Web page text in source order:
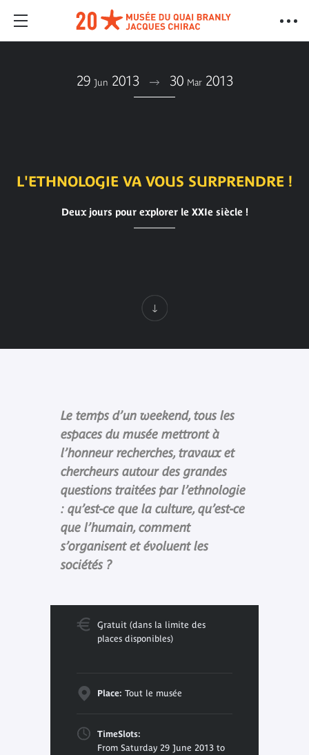
29 Jun 2013 30 Mar 2013
L'ETHNOLOGIE VA VOUS SURPRENDRE !
Deux jours pour explorer le XXIe siècle !
Le temps d’un weekend, tous les
espaces du musée mettront à
l’honneur recherches, travaux et
chercheurs autour des grandes
questions traitées par l’ethnologie
: qu’est-ce que la culture, qu’est-ce
que l’humain, comment
s’organisent et évoluent les
sociétés ?
Gratuit (dans la limite des
places disponibles)
Place: Tout le musée
TimeSlots:
From Saturday 29 June 2013 to